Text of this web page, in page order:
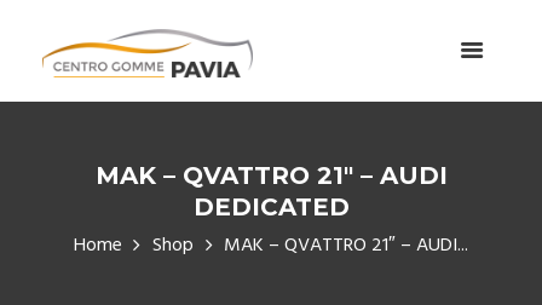
MAK – QVATTRO 21″ – AUDI
DEDICATED
Home Shop MAK – QVATTRO 21″ – AUDI...